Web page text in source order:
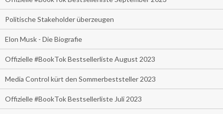
Politische Stakeholder überzeugen
Elon Musk - Die Biografie
Offizielle #BookTok Bestsellerliste August 2023
Media Control kürt den Sommerbeststeller 2023
Offizielle #BookTok Bestsellerliste Juli 2023